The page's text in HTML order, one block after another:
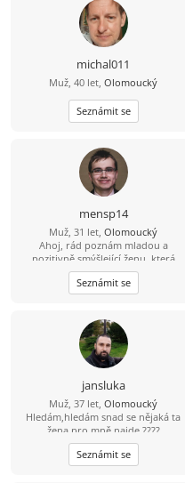
michal011
Muž, 40 let, Olomoucký
Seznámit se
mensp14
Muž, 31 let, Olomoucký
Ahoj, rád poznám mladou a
pozitivně smýšlející ženu, která
nezkazí žádnou legraci.
Seznámit se
jansluka
Muž, 37 let, Olomoucký
Hledám,hledám snad se nějaká ta
žena pro mně najde ????
Seznámit se